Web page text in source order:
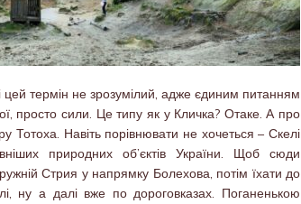
термін не зрозумілий, адже єдиним питанням
просто сили. Це типу як у Кличка? Отаке. А про
Тотоха. Навіть порівнювати не хочеться – Скелі
природних об’єктів України. Щоб сюди
Стрия у напрямку Болехова, потім їхати до
ну а далі вже по дороговказах. Поганенькою